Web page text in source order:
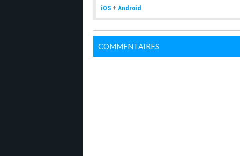
iOS + Android
COMMENTAIRES